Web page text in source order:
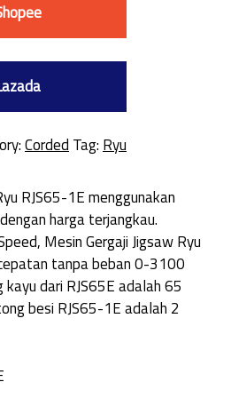
Corded Tag: Ryu
RJS65-1E menggunakan
harga terjangkau.
Mesin Gergaji Jigsaw Ryu
tanpa beban 0-3100
dari RJS65E adalah 65
besi RJS65-1E adalah 2